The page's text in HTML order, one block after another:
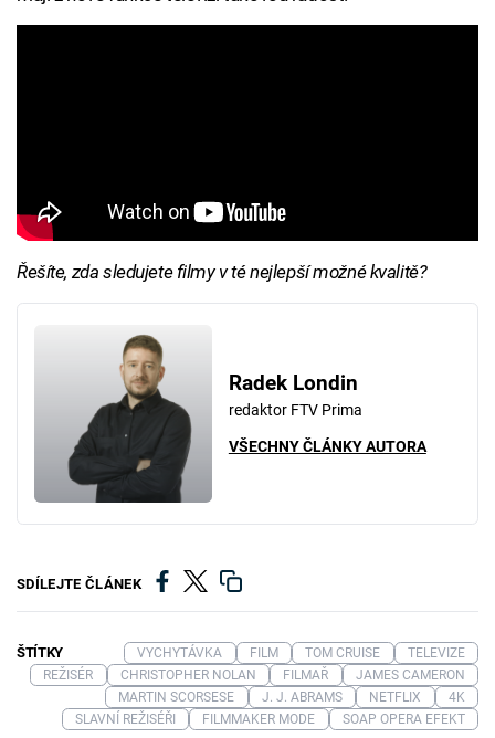
Řešíte, zda sledujete filmy v té nejlepší možné kvalitě?
Radek Londin
redaktor FTV Prima
VŠECHNY ČLÁNKY AUTORA
SDÍLEJTE ČLÁNEK
ŠTÍTKY VYCHYTÁVKA FILM TOM CRUISE
TELEVIZE
REŽISÉR
CHRISTOPHER NOLAN FILMAŘ
JAMES CAMERON
MARTIN SCORSESE
J. J. ABRAMS NETFLIX
4K
SLAVNÍ REŽISÉŘI
FILMMAKER MODE SOAP OPERA EFEKT